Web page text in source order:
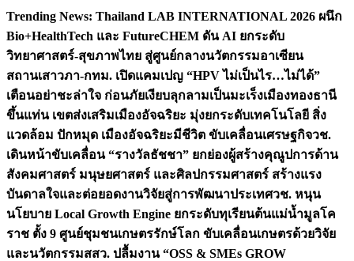
Skip
content
Trending News: Thailand LAB INTERNATIONAL 2026 ผนึก
Bio+HealthTech และ FutureCHEM ดัน AI ยกระดับ
วิทยาศาสตร์-สุขภาพไทย สู่ศูนย์กลางนวัตกรรมอาเซียน
สถานเสาวภา-กทม. เปิดแคมเปญ “HPV ไม่เป็นไร…ไม่ได้”
เตือนอย่าชะล่าใจ ก่อนภัยเงียบลุกลามเป็นมะเร็งเมืองทองธานี
ขึ้นแท่น เขตส่งเสริมเมืองอัจฉริยะ มุ่งยกระดับเทคโนโลยี สิ่ง
แวดล้อม ปักหมุด เมืองอัจฉริยะมีชีวิต ขับเคลื่อนเศรษฐกิจวช.
เดินหน้าขับเคลื่อน “รางวัลธัชชา” ยกย่องผู้สร้างคุณูปการด้าน
สังคมศาสตร์ มนุษยศาสตร์ และศิลปกรรมศาสตร์ สร้างแรง
บันดาลใจและต่อยอดงานวิจัยสู่การพัฒนาประเทศวช. หนุน
นโยบาย Local Growth Engine ยกระดับทุเรียนต้นแม่น้ำมูลโค
ราช ตั้ง 9 ศูนย์ชุมชนเกษตรรักษ์โลก ขับเคลื่อนเกษตรด้วยวิจัย
และนวัตกรรมสสว. ปลื้มงาน “OSS & SMEs GROW